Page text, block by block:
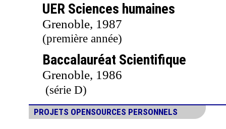
UER Sciences humaines
Grenoble, 1987
(première année)
Baccalauréat Scientifique
Grenoble, 1986
(série D)
PROJETS OPENSOURCES PERSONNELS